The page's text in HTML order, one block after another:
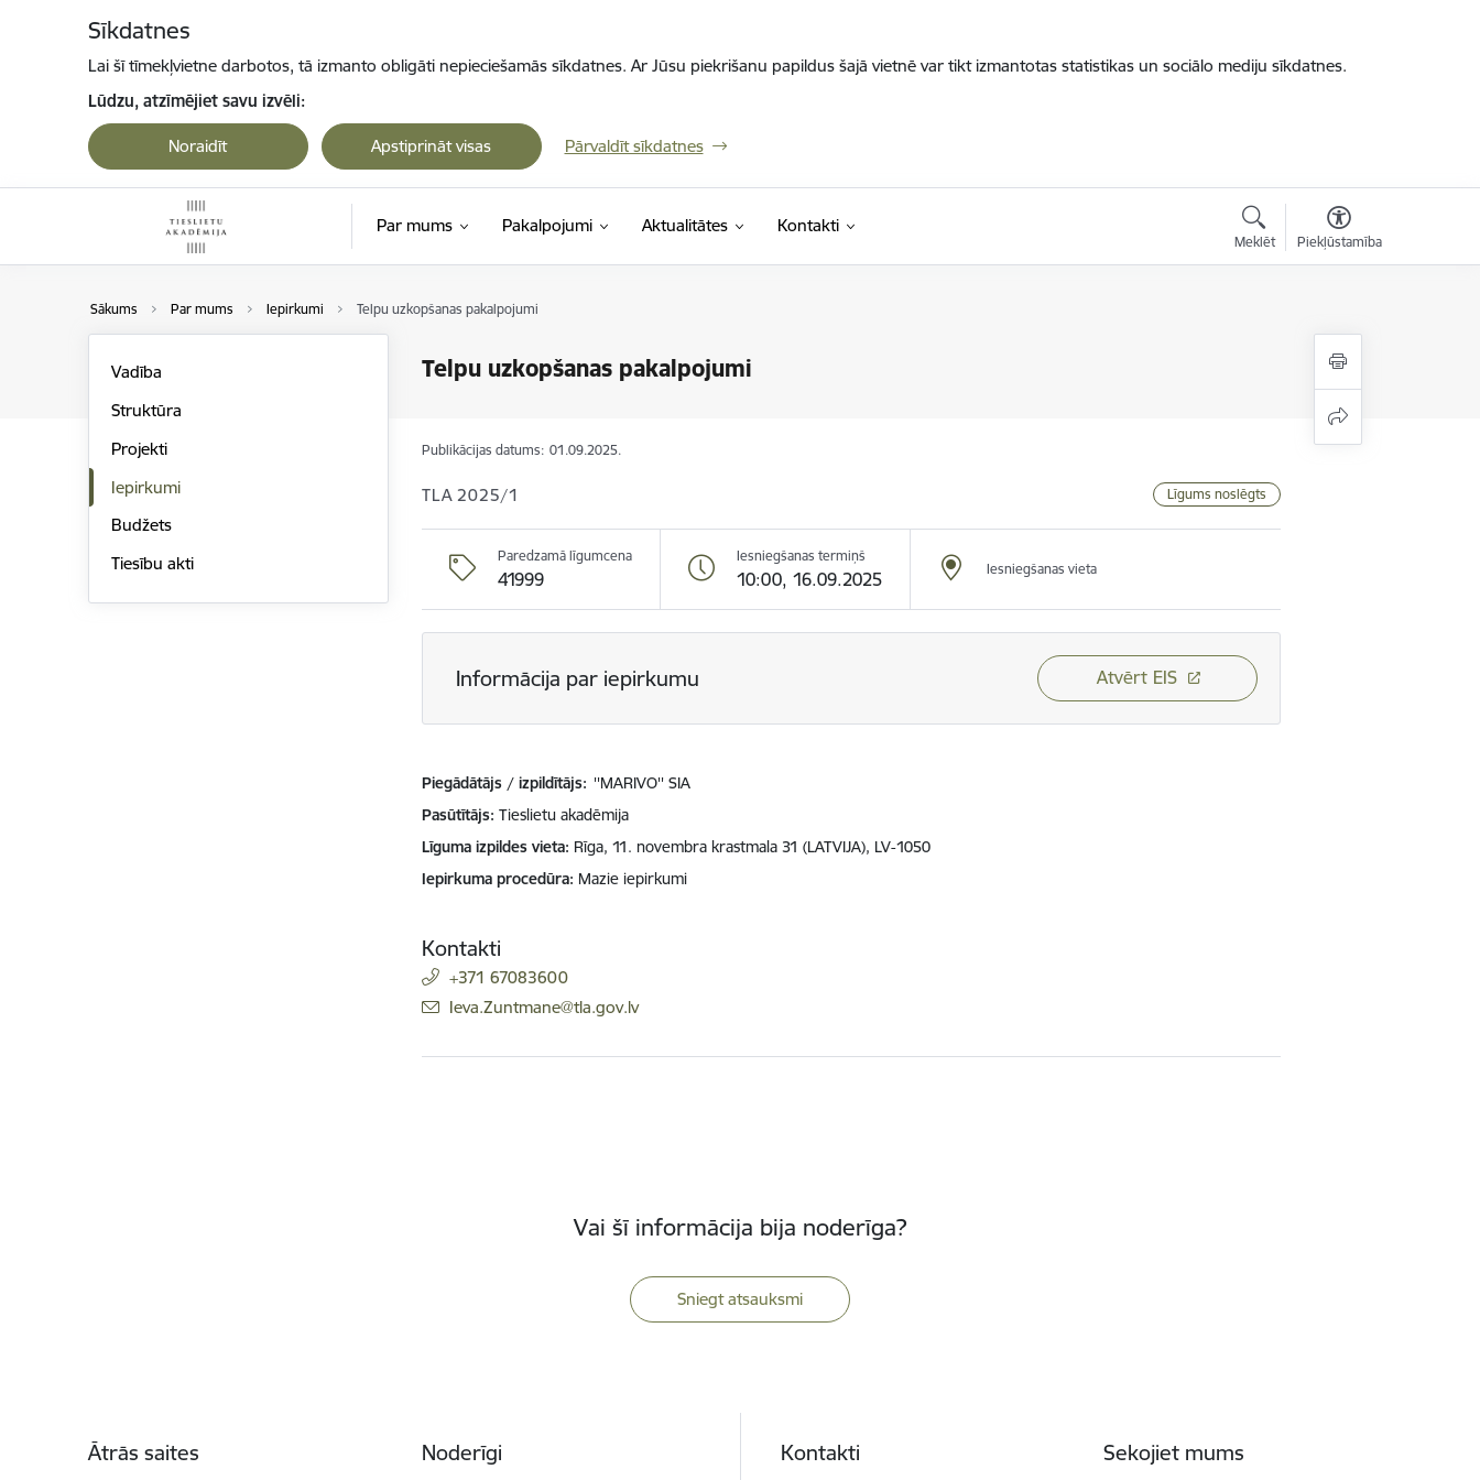
Sīkdatnes
Lai šī tīmekļvietne darbotos, tā izmanto obligāti nepieciešamās sīkdatnes. Ar Jūsu piekrišanu papildus šajā vietnē var tikt izmantotas statistikas un sociālo mediju sīkdatnes.
Lūdzu, atzīmējiet savu izvēli:
Noraidīt Apstiprināt visas Pārvaldīt sīkdatnes
Par mums Pakalpojumi Aktualitātes Kontakti
Meklēt Piekļūstamība
Sākums Par mums Iepirkumi Telpu uzkopšanas pakalpojumi
Telpu uzkopšanas pakalpojumi
Vadība
Struktūra
Projekti
Iepirkumi
Budžets
Tiesību akti
Publikācijas datums: 01.09.2025.
TLA 2025/1 Līgums noslēgts
Paredzamā līgumcena
41999
Iesniegšanas termiņš
10:00, 16.09.2025 Iesniegšanas vieta
Informācija par iepirkumu Atvērt EIS
Piegādātājs / izpildītājs: ''MARIVO'' SIA
Pasūtītājs Tieslietu akadēmija
Līguma izpildes vieta Rīga, 11. novembra krastmala 31 (LATVIJA), LV-1050
Iepirkuma procedūra Mazie iepirkumi
Kontakti
+371 67083600
E-pasts:
Ieva.Zuntmane@tla.gov.lv
Vai šī informācija bija noderīga?
Sniegt atsauksmi
Ātrās saites Noderīgi Kontakti Sekojiet mums